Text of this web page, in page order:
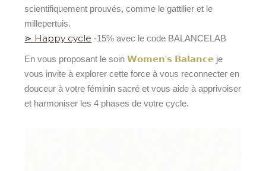
scientifiquement prouvés, comme le gattilier et le
millepertuis.
⋗ Happy cycle -15% avec le code BALANCELAB
En vous proposant le soin𝗪𝗼𝗺𝗲𝗻’𝘀 𝗕𝗮𝗹𝗮𝗻𝗰𝗲 je
vous invite à explorer cette force à vous reconnecter en
douceur à votre féminin sacré et vous aide à apprivoiser
et harmoniser les 4 phases de votre cycle.